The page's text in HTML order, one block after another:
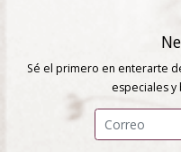
Sé el primero en enterarte
especiales y